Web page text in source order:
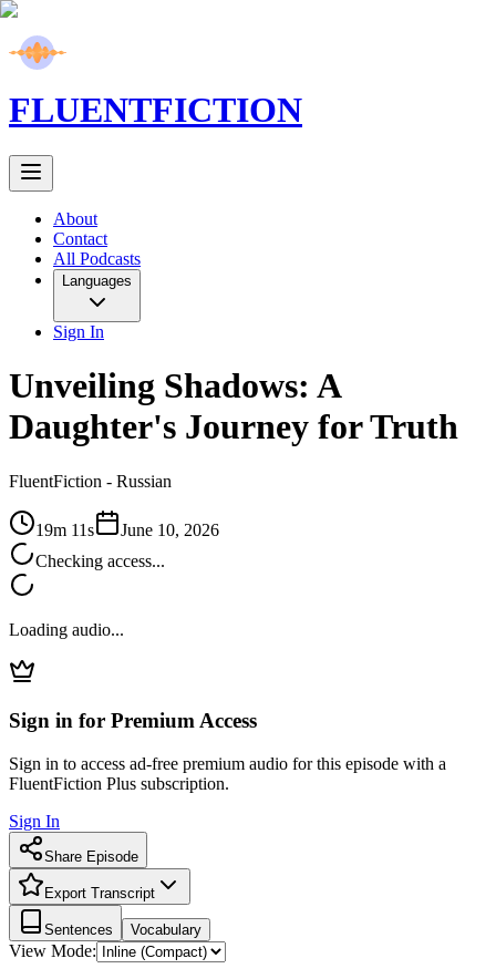
FLUENTFICTION
About
Contact
All Podcasts
Languages
Sign In
Unveiling Shadows: A
Daughter's Journey for Truth
FluentFiction - Russian
19m 11s
June 10, 2026
Checking access...
Loading audio...
Sign in for Premium Access
Sign in to access ad-free premium audio for this episode with a
FluentFiction Plus subscription.
Sign In
Share Episode
Export Transcript
Sentences Vocabulary
View Mode: